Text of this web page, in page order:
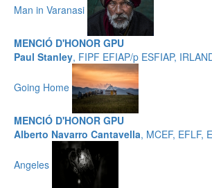
Man in Varanasi
MENCIÓ D'HONOR GPU
Paul Stanley, FIPF EFIAP/p ESFIAP,
Going Home
MENCIÓ D'HONOR GPU
Alberto Navarro Cantavella, MCEF, EFLF,
Angeles